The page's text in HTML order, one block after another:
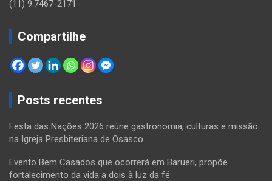
(11) 9.7467-2171
Compartilhe
Posts recentes
Festa das Nações 2026 reúne gastronomia, culturas e missão
na Igreja Presbiteriana de Osasco
Evento Bem Casados que ocorrerá em Barueri, propõe
fortalecimento da vida a dois à luz da fé